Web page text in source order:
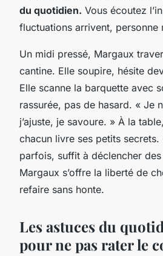
du quotidien. Vous écoutez
fluctuations arrivent, personne
Un midi pressé, Margaux
cantine. Elle soupire, hésite
Elle scanne la barquette avec
rassurée, pas de hasard. « Je
j’ajuste, je savoure. » À la
chacun livre ses petits
parfois, suffit à déclencher
Margaux s’offre la liberté de
refaire sans honte.
Les astuces du
pour ne pas rater le